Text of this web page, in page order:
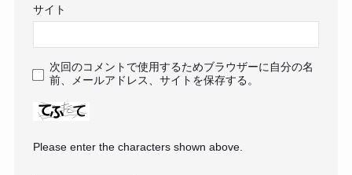
サイト
次回のコメントで使用するためブラウザーに自分の名
前、メールアドレス、サイトを保存する。
Please enter the characters shown above.